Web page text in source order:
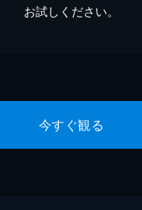
お試しください。
今すぐ観る